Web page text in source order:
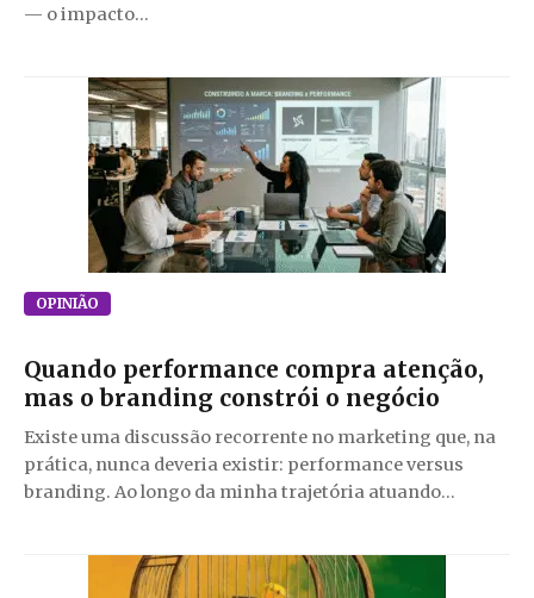
— o impacto...
OPINIÃO
Quando performance compra atenção,
mas o branding constrói o negócio
Existe uma discussão recorrente no marketing que, na
prática, nunca deveria existir: performance versus
branding. Ao longo da minha trajetória atuando...